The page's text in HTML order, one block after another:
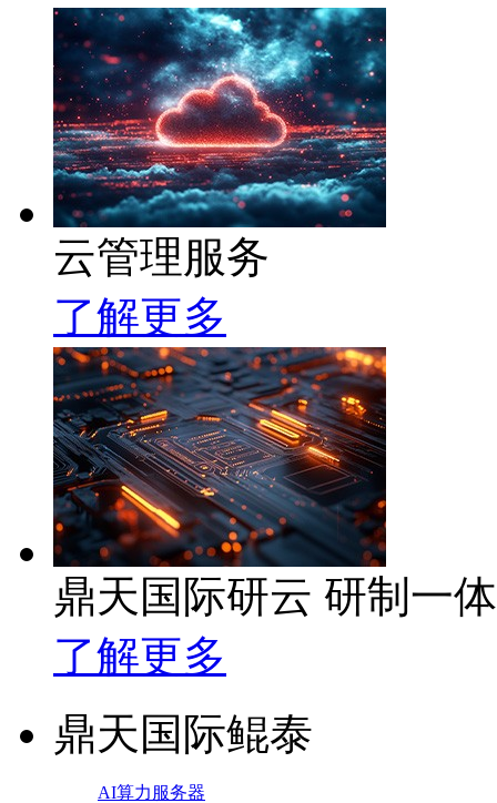
云管理服务
了解更多
鼎天国际研云 研制一
了解更多
鼎天国际鲲泰
AI算力服务器